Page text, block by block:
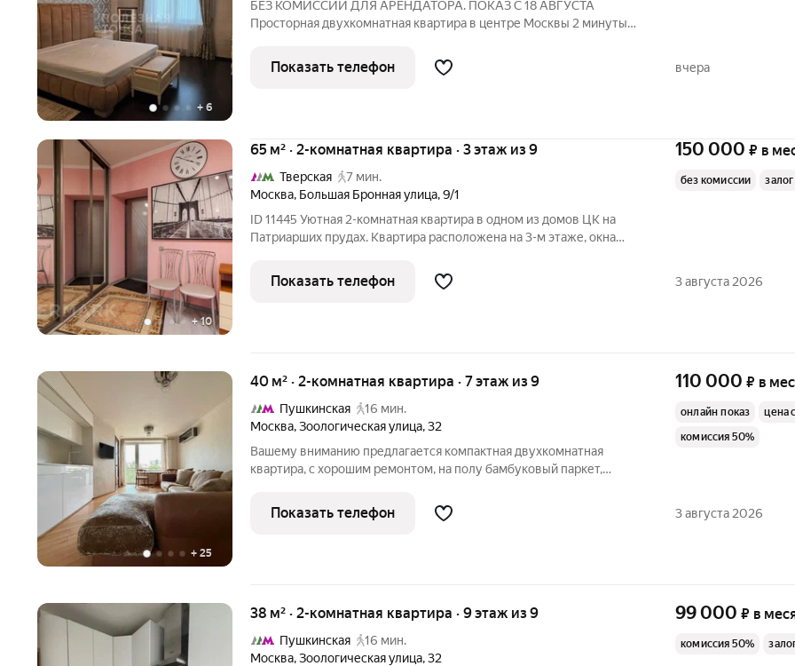
+ 6
БЕЗ КОМИССИИ ДЛЯ АРЕНДАТОРА. ПОКАЗ С 18 АВГУСТА
Просторная двухкомнатная квартира в центре Москвы 2 минуты
счетчики и ЖКУ Сдаётся просторная двухкомнатная квартира
площадью 67,8 м в самом центре
Показать телефон вчера
+10
65 м² · 2-комнатная квартира · 3 этаж из 9
Тверская
7 мин.
Москва, Большая Бронная улица,9/1
ID 11445 Уютная 2-комнатная квартира в одном из домов ЦК на
Патриарших прудах. Квартира расположена на 3-м этаже, окна
необходимой мебелью и бытовой техникой. Установлены
кондиционер и
150 000 ₽ в
без комиссии залог
Показать телефон 3 августа 2026
+ 25
40 м² · 2-комнатная квартира · 7 этаж из 9
Пушкинская
16 мин.
Москва,Зоологическая улица,32
Вашему вниманию предлагается компактная двухкомнатная
квартира, с хорошим ремонтом, на полу бамбуковый паркет,
шкаф, диван. По планировке кухня гостиная, все необходимое в
кухне, если
110 000 ₽ в
онлайн показ
цена
комиссия 50%
Показать телефон 3 августа 2026
38 м² · 2-комнатная квартира · 9 этаж из 9
Пушкинская
16 мин.
Москва,Зоологическая улица,32
99 000 ₽ в
комиссия 50%